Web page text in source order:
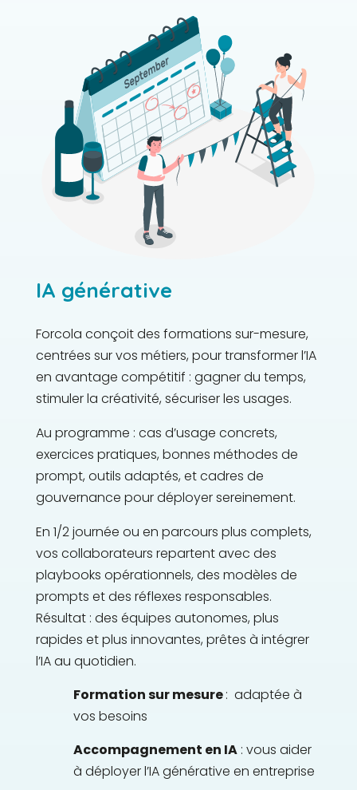
IA générative
Forcola conçoit des formations sur-mesure,
centrées sur vos métiers, pour transformer l’IA
en avantage compétitif : gagner du temps,
stimuler la créativité, sécuriser les usages.
Au programme : cas d’usage concrets,
exercices pratiques, bonnes méthodes de
prompt, outils adaptés, et cadres de
gouvernance pour déployer sereinement.
En 1/2 journée ou en parcours plus complets,
vos collaborateurs repartent avec des
playbooks opérationnels, des modèles de
prompts et des réflexes responsables.
Résultat : des équipes autonomes, plus
rapides et plus innovantes, prêtes à intégrer
l’IA au quotidien.
Formation sur mesure: adaptée à
vos besoins
Accompagnement en IA: vous aider
à déployer l’IA générative en entreprise